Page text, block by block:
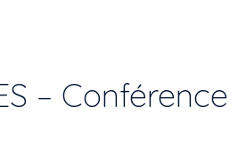
– Conférence